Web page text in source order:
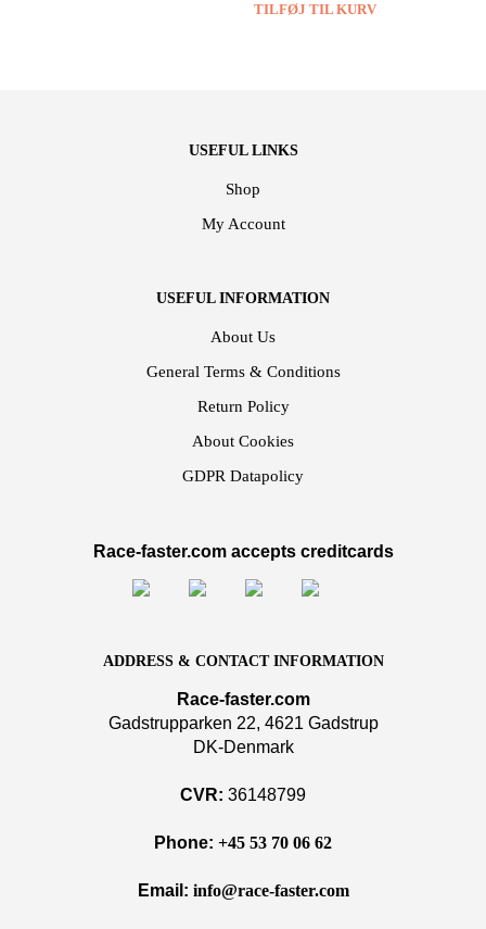
TILFØJ TIL KURV
USEFUL LINKS
Shop
My Account
USEFUL INFORMATION
About Us
General Terms & Conditions
Return Policy
About Cookies
GDPR Datapolicy
Race-faster.com accepts creditcards
ADDRESS & CONTACT INFORMATION
Race-faster.com
Gadstrupparken 22, 4621 Gadstrup
DK-Denmark
CVR: 36148799
Phone: +45 53 70 06 62
Email: info@race-faster.com